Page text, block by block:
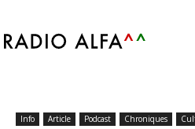
Info Article Podcast Chroniques